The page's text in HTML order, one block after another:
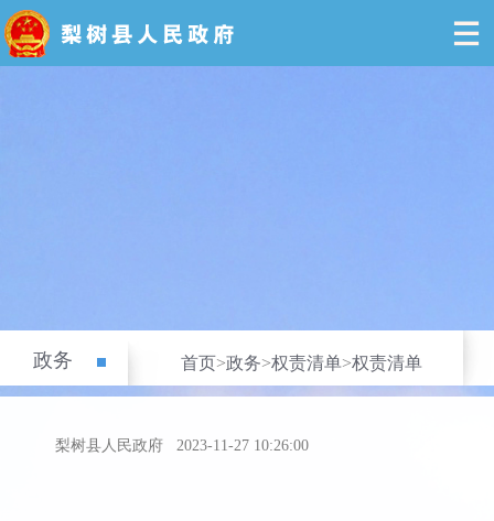
政务 首页>政务>权责清单>权责清单
梨树县人民政府 2023-11-27 10:26:00